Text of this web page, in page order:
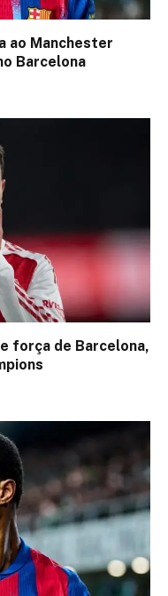
ao Manchester
Barcelona
força de Barcelona,